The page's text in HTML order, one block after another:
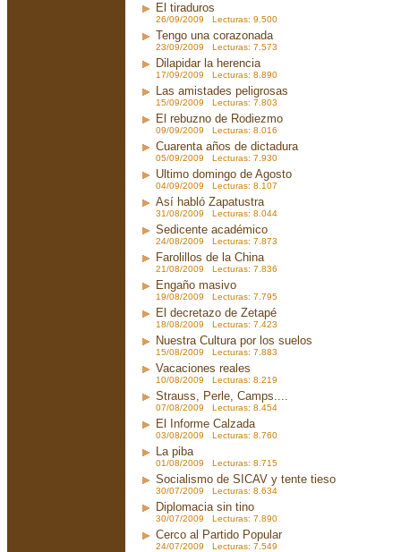
El tiraduros
26/09/2009 Lecturas: 9.500
Tengo una corazonada
23/09/2009 Lecturas: 7.573
Dilapidar la herencia
17/09/2009 Lecturas: 8.890
Las amistades peligrosas
15/09/2009 Lecturas: 7.803
El rebuzno de Rodiezmo
09/09/2009 Lecturas: 8.016
Cuarenta años de dictadura
05/09/2009 Lecturas: 7.930
Ultimo domingo de Agosto
04/09/2009 Lecturas: 8.107
Así habló Zapatustra
31/08/2009 Lecturas: 8.044
Sedicente académico
24/08/2009 Lecturas: 7.873
Farolillos de la China
21/08/2009 Lecturas: 7.836
Engaño masivo
19/08/2009 Lecturas: 7.795
El decretazo de Zetapé
18/08/2009 Lecturas: 7.423
Nuestra Cultura por los suelos
15/08/2009 Lecturas: 7.883
Vacaciones reales
10/08/2009 Lecturas: 8.219
Strauss, Perle, Camps....
07/08/2009 Lecturas: 8.454
El Informe Calzada
03/08/2009 Lecturas: 8.760
La piba
01/08/2009 Lecturas: 8.715
Socialismo de SICAV y tente tieso
30/07/2009 Lecturas: 8.634
Diplomacia sin tino
30/07/2009 Lecturas: 7.890
Cerco al Partido Popular
24/07/2009 Lecturas: 7.549